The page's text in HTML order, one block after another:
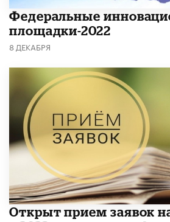
Федеральные
площадки-2022
8 ДЕКАБРЯ
Открыт прием заявок